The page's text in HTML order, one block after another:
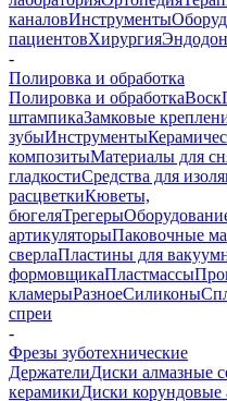
каналовИнструменты
пациентовХирургия
-
Полировка и обработка
Полировка и обработкаВоск
штампикаЗамковые
зубыИнструменты
композитыМатериалы для
гладкостиСредства для
расцветкиКюветы,
бюгеляТрегеры
артикуляторыПаковочные
сверлаПластины для
формовщикаПластмассы
кламерыРазноеСиликоны
спреи
-
Фрезы зуботехнические
ДержателиДиски алмазные
керамикиДиски корундовые